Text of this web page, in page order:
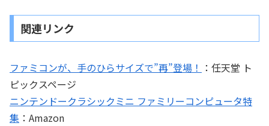
関連リンク
ファミコンが、手のひらサイズで”再”登場！ ：任天堂 ト
ピックスページ
ニンテンドークラシックミニ ファミリーコンピュータ特
集 ：Amazon